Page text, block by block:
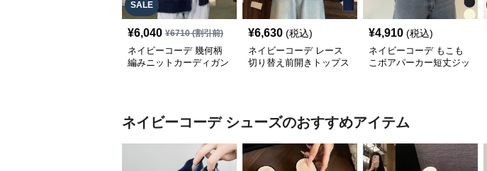
SALE
¥6,040 ¥6710(割引前)
ネイビーコーデ 幾何柄
編みニットカーディガン
¥6,630 (税込)
ネイビーコーデ レース
切り替え前開きトップス
¥4,910 (税込)
ネイビーコーデ もこも
こボアパーカー短丈ジッ
ネイビーコーデ シューズのおすすめアイテム